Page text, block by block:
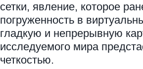
сетки, явление, которое
погруженность в
гладкую и непрерывную
исследуемого мира
четкостью.